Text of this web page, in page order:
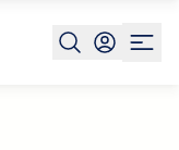
Lograto